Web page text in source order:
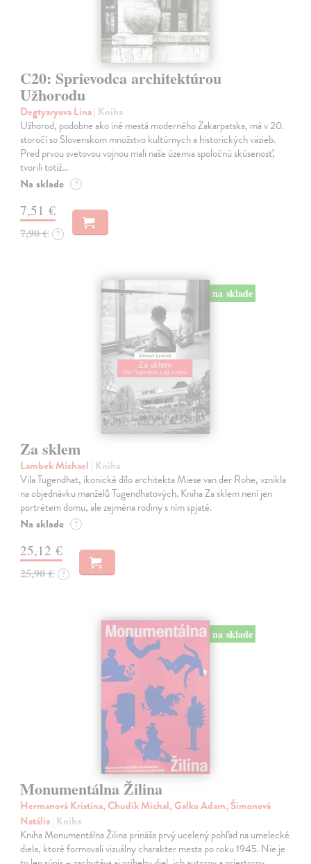
C20: Sprievodca architektúrou
Užhorodu
Degtyaryova Lina| Kniha
Užhorod, podobne ako iné mestá moderného Zakarpatska, má v 20.
storočí so Slovenskom množstvo kultúrnych a historických väzieb.
Pred prvou svetovou vojnou mali naše územia spoločnú skúsenosť,
tvorili totiž…
Na sklade ?
7,51 €
7,90 € ?
na sklade
Za sklem
Lambek Michael | Kniha
Vila Tugendhat, ikonické dílo architekta Miese van der Rohe, vznikla
na objednávku manželů Tugendhatových. Kniha Za sklem není jen
portrétem domu, ale zejména rodiny s ním spjaté.
Na sklade ?
25,12 €
25,90 € ?
na sklade
Monumentálna Žilina
Hermanová Kristína, Chudík Michal, Galko Adam, Šimonová
Natália| Kniha
Kniha Monumentálna Žilina prináša prvý ucelený pohľad na umelecké
diela, ktoré formovali vizuálny charakter mesta po roku 1945. Nie je